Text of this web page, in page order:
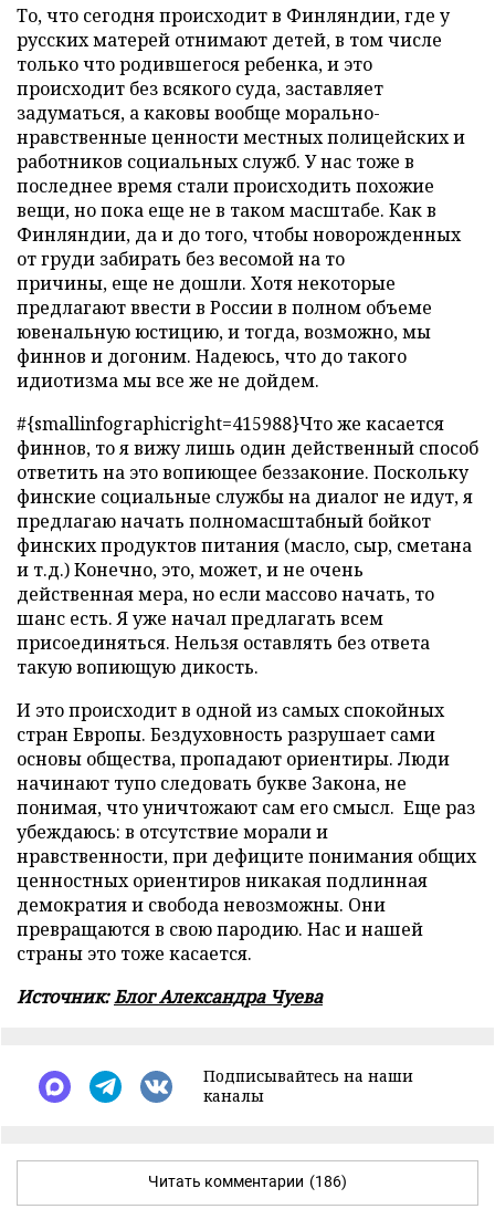
То, что сегодня происходит в Финляндии, где у
русских матерей отнимают детей, в том числе
только что родившегося ребенка, и это
происходит без всякого суда, заставляет
задуматься, а каковы вообще морально-
нравственные ценности местных полицейских и
работников социальных служб. У нас тоже в
последнее время стали происходить похожие
вещи, но пока еще не в таком масштабе. Как в
Финляндии, да и до того, чтобы новорожденных
от груди забирать без весомой на то
причины, еще не дошли. Хотя некоторые
предлагают ввести в России в полном объеме
ювенальную юстицию, и тогда, возможно, мы
финнов и догоним. Надеюсь, что до такого
идиотизма мы все же не дойдем.
#{smallinfographicright=415988}Что же касается
финнов, то я вижу лишь один действенный способ
ответить на это вопиющее беззаконие. Поскольку
финские социальные службы на диалог не идут, я
предлагаю начать полномасштабный бойкот
финских продуктов питания (масло, сыр, сметана
и т.д.) Конечно, это, может, и не очень
действенная мера, но если массово начать, то
шанс есть. Я уже начал предлагать всем
присоединяться. Нельзя оставлять без ответа
такую вопиющую дикость.
И это происходит в одной из самых спокойных
стран Европы. Бездуховность разрушает сами
основы общества, пропадают ориентиры. Люди
начинают тупо следовать букве Закона, не
понимая, что уничтожают сам его смысл. Еще раз
убеждаюсь: в отсутствие морали и
нравственности, при дефиците понимания общих
ценностных ориентиров никакая подлинная
демократия и свобода невозможны. Они
превращаются в свою пародию. Нас и нашей
страны это тоже касается.
Источник:Блог Александра Чуева
Подписывайтесь на наши
каналы
Читать комментарии (186)